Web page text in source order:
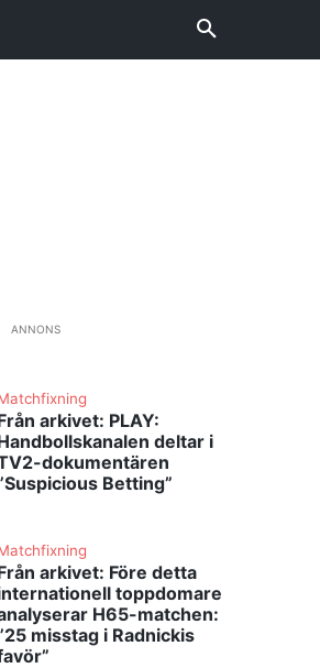
ANNONS
arkivet: PLAY:
deltar i
dokumentären
Betting”
arkivet: Före detta
toppdomare
H65-matchen:
misstag i Radnickis